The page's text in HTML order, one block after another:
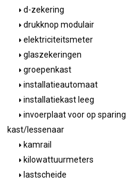
d-zekering
drukknop modulair
elektriciteitsmeter
glaszekeringen
groepenkast
installatieautomaat
installatiekast leeg
invoerplaat voor op sparing
kast/lessenaar
kamrail
kilowattuurmeters
lastscheide